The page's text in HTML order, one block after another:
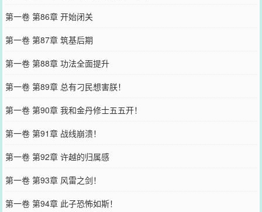
第一卷 第86章 开始闭关
第一卷 第87章 筑基后期
第一卷 第88章 功法全面提升
第一卷 第89章 总有刁民想害朕！
第一卷 第90章 我和金丹修士五五开！
第一卷 第91章 战线崩溃！
第一卷 第92章 许越的归属感
第一卷 第93章 风雷之剑！
第一卷 第94章 此子恐怖如斯！